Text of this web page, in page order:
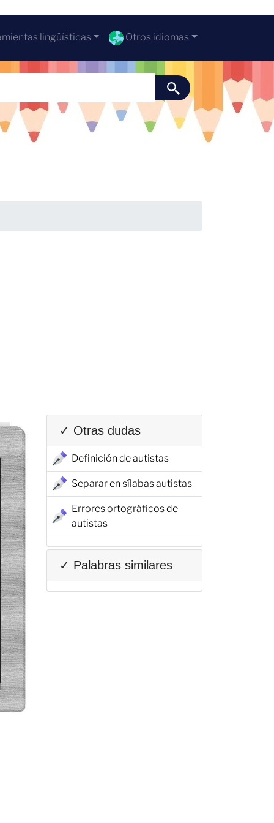
lingüísticas Otros idiomas
✓ Otras dudas
Definición de autistas
Separar en sílabas autistas
Errores ortográficos de
autistas
✓ Palabras similares